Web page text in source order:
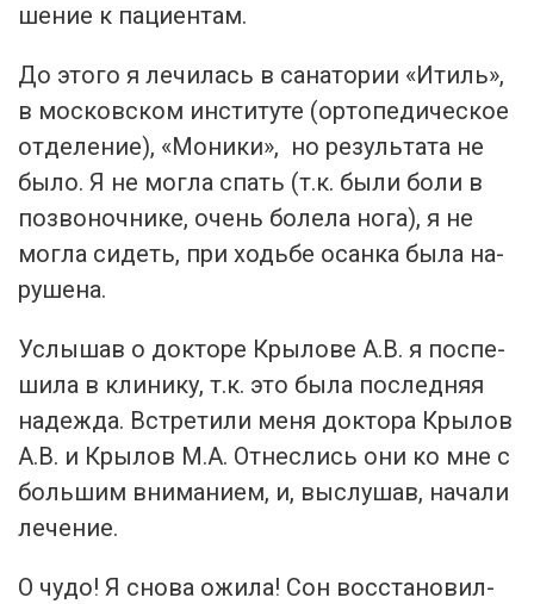
шение к па­ци­ен­там.
До это­го я ле­чилась в са­нато­рии «Итиль»,
в мос­ковс­ком инс­ти­туте (ор­то­педи­чес­кое
от­де­ление), «Мо­ники», но ре­зуль­та­та не
бы­ло. Я не мог­ла спать (т.к. бы­ли бо­ли в
поз­во­ноч­ни­ке, очень бо­лела но­га), я не
мог­ла си­деть, при ходь­бе осан­ка бы­ла на­
руше­на.
Ус­лы­шав о док­то­ре Кры­лове А.В. я пос­пе­
шила в кли­нику, т.к. это бы­ла пос­ледняя
на­деж­да. Встре­тили ме­ня док­то­ра Кры­лов
А.В. и Кры­лов М.А. От­неслись они ко мне с
боль­шим вни­мани­ем, и, выс­лу­шав, на­чали
ле­чение.
О чу­до! Я сно­ва ожи­ла! Сон восс­та­новил­